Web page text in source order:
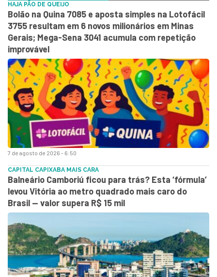
7 de agosto de 2026 - 6:50
HAJA PÃO DE QUEIJO
Bolão na Quina 7085 e aposta simples na Lotofácil
3755 resultam em 6 novos milionários em Minas
Gerais; Mega-Sena 3041 acumula com repetição
improvável
CAPITAL CAPIXABA MAIS CARA
Balneário Camboriú ficou para trás? Esta ‘fórmula’
levou Vitória ao metro quadrado mais caro do
Brasil — valor supera R$ 15 mil